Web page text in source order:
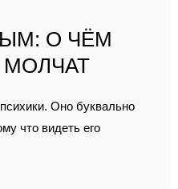
О ЧЁМ
Оно буквально
что видеть его